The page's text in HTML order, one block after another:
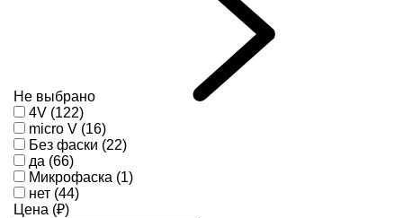
Не выбрано
4V (122)
micro V (16)
Без фаски (22)
да (66)
Микрофаска (1)
нет (44)
Цена (₽)